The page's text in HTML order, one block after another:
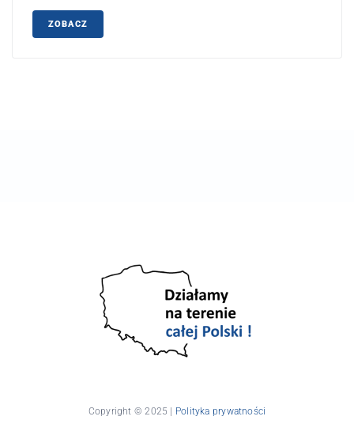
ZOBACZ
Copyright © 2025 | Polityka prywatności